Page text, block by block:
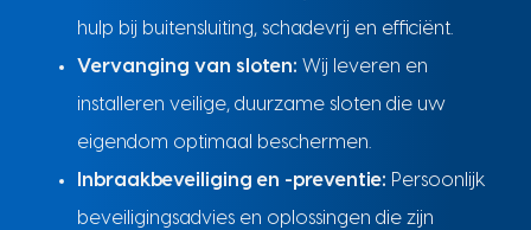
hulp bij buitensluiting, schadevrij en efficiënt.
Vervanging van sloten: Wij leveren en
installeren veilige, duurzame sloten die uw
eigendom optimaal beschermen.
Inbraakbeveiliging en -preventie: Persoonlijk
beveiligingsadvies en oplossingen die zijn